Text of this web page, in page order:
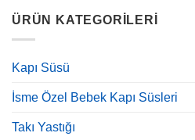
ÜRÜN KATEGORILERI
Kapı Süsü
İsme Özel Bebek Kapı Süsleri
Takı Yastığı